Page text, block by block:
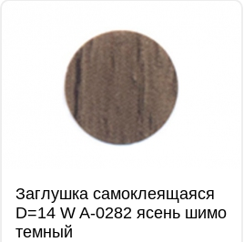
Заглушка самоклеящаяся
D=14 W A-0282 ясень шимо
темный